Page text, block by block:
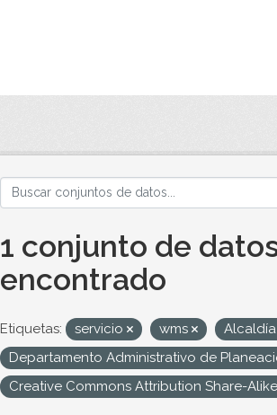
1 conjunto de
encontrado
Etiquetas: servicio wms
Departamento Administrativo de
Creative Commons Attribution Share-Alike